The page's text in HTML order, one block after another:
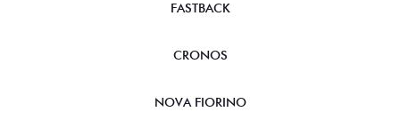
FASTBACK
CRONOS
NOVA FIORINO